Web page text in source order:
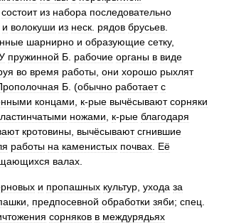
состоит из набора последовательно
и волокуши из неск рядов брусьев
шарнирно и образующие сетку,
пружинной Б рабочие органы в виде
во время работы они хорошо рыхлят
Б . (обычно работает с
концами к-рые вычёсывают сорняки
ножами к-рые благодаря
кротовины вычёсывают сгнившие
работы на каменистых почвах Её
валах
и пропашных культур ухода за
предпосевной обработки зяби; спец
сорняков в междурядьях